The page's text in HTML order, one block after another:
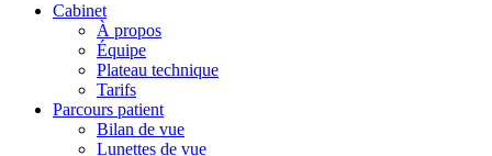
Cabinet
À propos
Équipe
Plateau technique
Tarifs
Parcours patient
Bilan de vue
Lunettes de vue